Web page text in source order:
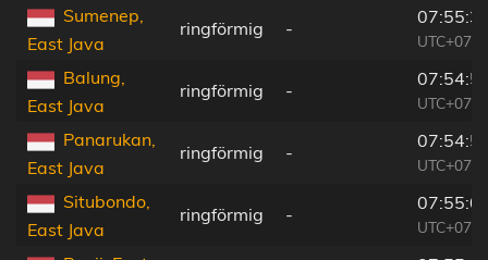
Sumenep,
East Java
ringförmig -
Balung,
East Java
ringförmig -
Panarukan,
East Java
ringförmig -
Situbondo,
East Java
ringförmig -